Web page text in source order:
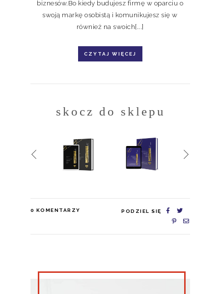
biznesów.Bo kiedy budujesz firmę w oparciu o
swoją markę osobistą i komunikujesz się w
również na swoich[...]
CZYTAJ WIĘCEJ
skocz do sklepu
0 KOMENTARZY PODZIEL SIĘ